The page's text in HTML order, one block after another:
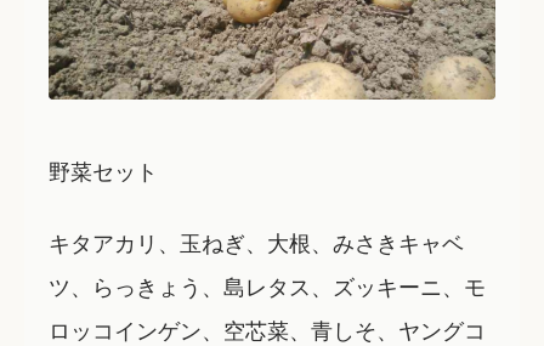
野菜セット
キタアカリ、玉ねぎ、大根、みさきキャベ
ツ、らっきょう、島レタス、ズッキーニ、モ
ロッコインゲン、空芯菜、青しそ、ヤングコ